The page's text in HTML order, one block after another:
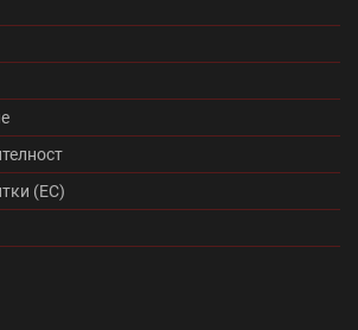
плюс (0)
(13)
система Икономична (0)
(9)
(ЕС)